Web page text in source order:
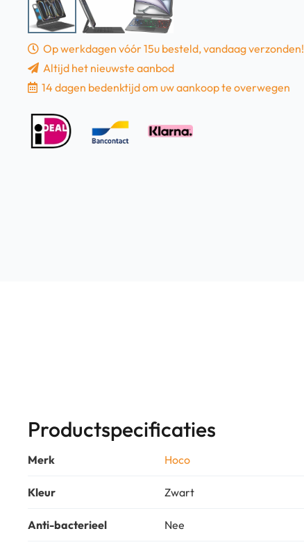
Op werkdagen vóór 15u besteld, vandaag verzonden!
Altijd het nieuwste aanbod
14 dagen bedenktijd om uw aankoop te overwegen
Productspecificaties
Merk Hoco
Kleur Zwart
Anti-bacterieel Nee